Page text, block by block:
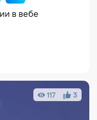
в вебе
117 3